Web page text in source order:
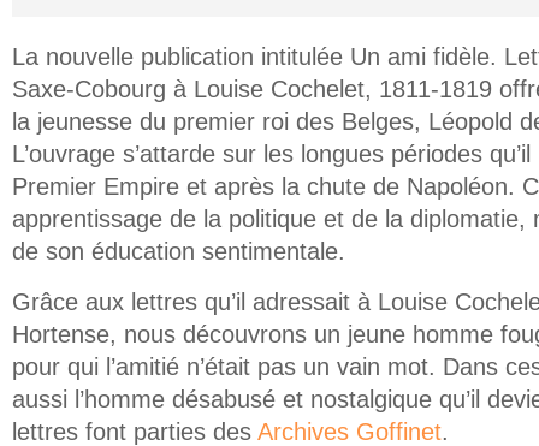
La nouvelle publication intitulée Un ami fidèle.
Saxe-Cobourg à Louise Cochelet, 1811-1819
la jeunesse du premier roi des Belges, Léopold
L’ouvrage s’attarde sur les longues périodes
Premier Empire et après la chute de Napoléon.
apprentissage de la politique et de la diplomatie,
de son éducation sentimentale.
Grâce aux lettres qu’il adressait à Louise
Hortense, nous découvrons un jeune homme
pour qui l’amitié n’était pas un vain mot. Dans
aussi l’homme désabusé et nostalgique qu’il
lettres font parties des Archives Goffinet.